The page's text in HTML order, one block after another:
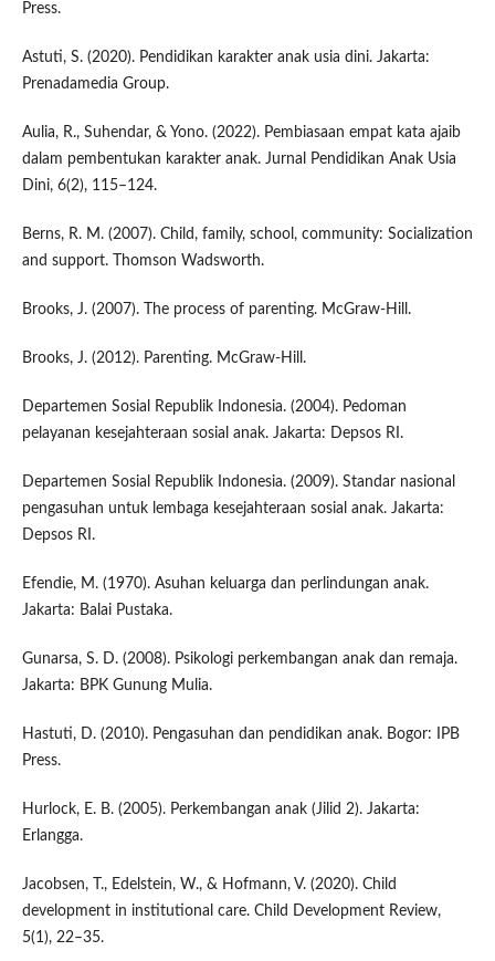
Press.
Astuti, S. (2020). Pendidikan karakter anak usia dini. Jakarta:
Prenadamedia Group.
Aulia, R., Suhendar, & Yono. (2022). Pembiasaan empat kata ajaib
dalam pembentukan karakter anak. Jurnal Pendidikan Anak Usia
Dini, 6(2), 115–124.
Berns, R. M. (2007). Child, family, school, community: Socialization
and support. Thomson Wadsworth.
Brooks, J. (2007). The process of parenting. McGraw-Hill.
Brooks, J. (2012). Parenting. McGraw-Hill.
Departemen Sosial Republik Indonesia. (2004). Pedoman
pelayanan kesejahteraan sosial anak. Jakarta: Depsos RI.
Departemen Sosial Republik Indonesia. (2009). Standar nasional
pengasuhan untuk lembaga kesejahteraan sosial anak. Jakarta:
Depsos RI.
Efendie, M. (1970). Asuhan keluarga dan perlindungan anak.
Jakarta: Balai Pustaka.
Gunarsa, S. D. (2008). Psikologi perkembangan anak dan remaja.
Jakarta: BPK Gunung Mulia.
Hastuti, D. (2010). Pengasuhan dan pendidikan anak. Bogor: IPB
Press.
Hurlock, E. B. (2005). Perkembangan anak (Jilid 2). Jakarta:
Erlangga.
Jacobsen, T., Edelstein, W., & Hofmann, V. (2020). Child
development in institutional care. Child Development Review,
5(1), 22–35.